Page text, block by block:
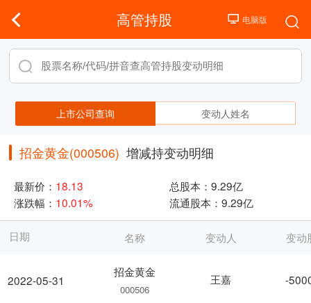
高管持股
上市公司查询 变动人姓名
招金黄金(000506) 增减持变动明细
最新价： 18.13 总股本： 9.29亿
涨跌幅： 10.01% 流通股本： 9.29亿
日期
2022-05-31
名称 变动人 变动
招金黄金
000506
王嘉 -